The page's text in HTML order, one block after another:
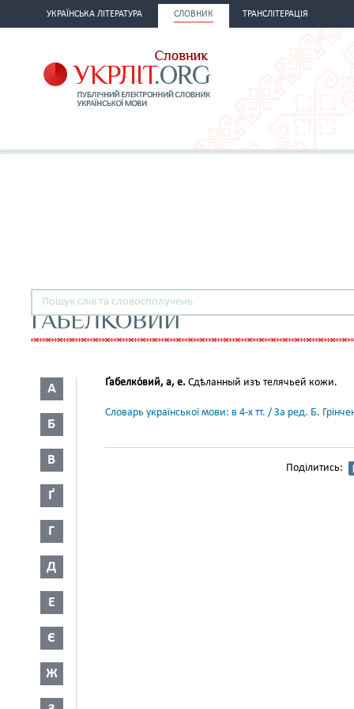
УКРАЇНСЬКА ЛІТЕРАТУРА СЛОВНИК ТРАНСЛІТЕРАЦІЯ
ҐАБЕЛКОВИЙ
А
Б
В
Ґ
Г
Д
Е
Є
Ж
Ґабелко́вий, а, е. Сдѣланный изъ телячьей кожи.
Словарь української мови: в 4-х тт. / За ред. Б.
Поділитись: